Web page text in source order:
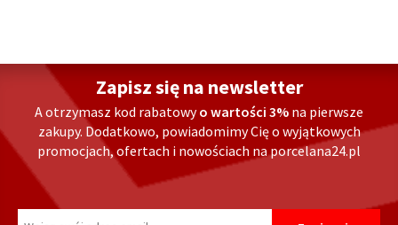
Zapisz się na newsletter
A otrzymasz kod rabatowyo wartości 3% na pierwsze
zakupy. Dodatkowo, powiadomimy Cię o wyjątkowych
promocjach, ofertach i nowościach na porcelana24.pl